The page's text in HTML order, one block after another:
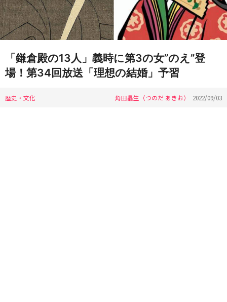
「鎌倉殿の13人」義時に第3の女”のえ”登
場！第34回放送「理想の結婚」予習
歴史・文化 角田晶生（つのだ あきお） 2022/09/03